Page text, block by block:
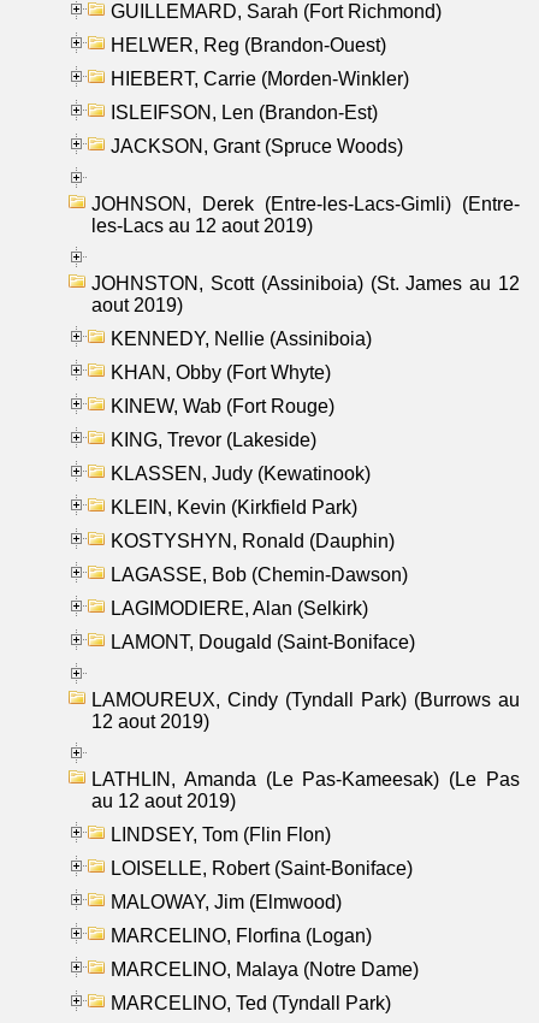
GUILLEMARD, Sarah (Fort Richmond)
HELWER, Reg (Brandon-Ouest)
HIEBERT, Carrie (Morden-Winkler)
ISLEIFSON, Len (Brandon-Est)
JACKSON, Grant (Spruce Woods)
JOHNSON, Derek (Entre-les-Lacs-Gimli) (Entre-
les-Lacs au 12 aout 2019)
JOHNSTON, Scott (Assiniboia) (St. James au 12
aout 2019)
KENNEDY, Nellie (Assiniboia)
KHAN, Obby (Fort Whyte)
KINEW, Wab (Fort Rouge)
KING, Trevor (Lakeside)
KLASSEN, Judy (Kewatinook)
KLEIN, Kevin (Kirkfield Park)
KOSTYSHYN, Ronald (Dauphin)
LAGASSE, Bob (Chemin-Dawson)
LAGIMODIERE, Alan (Selkirk)
LAMONT, Dougald (Saint-Boniface)
LAMOUREUX, Cindy (Tyndall Park) (Burrows au
12 aout 2019)
LATHLIN, Amanda (Le Pas-Kameesak) (Le Pas
au 12 aout 2019)
LINDSEY, Tom (Flin Flon)
LOISELLE, Robert (Saint-Boniface)
MALOWAY, Jim (Elmwood)
MARCELINO, Florfina (Logan)
MARCELINO, Malaya (Notre Dame)
MARCELINO, Ted (Tyndall Park)